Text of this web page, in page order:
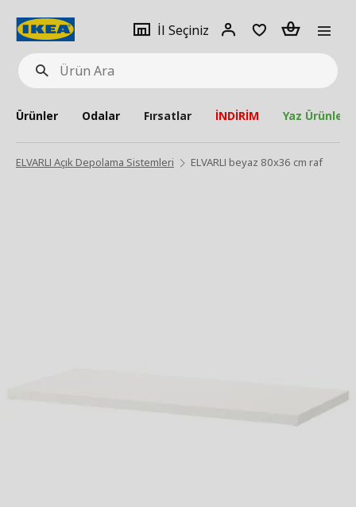
Ürün
Ara
İl Seçiniz
Giriş
Adet
Ürünler Odalar Fırsatlar İNDİRİM Yaz Ürünleri
ELVARLI Açık Depolama Sistemleri ELVARLI beyaz 80x36 cm raf